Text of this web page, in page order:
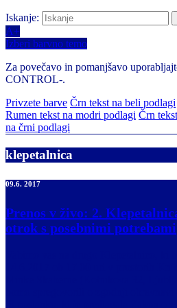
Iskanje:
A+
Izberi barvno temo
Za povečavo in pomanjšavo
CONTROL-.
Privzete barve Črn tekst na beli podlagi
Rumen tekst na modri podlagi Črn
na črni podlagi
klepetalnica
09.6. 2017
Prenos v živo: 2.
otrok s posebnimi potrebami